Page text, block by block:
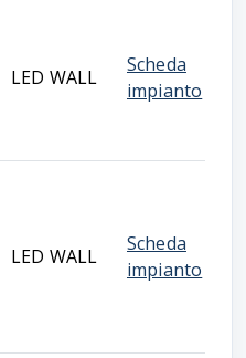
LED WALL
Scheda
impianto
LED WALL
Scheda
impianto